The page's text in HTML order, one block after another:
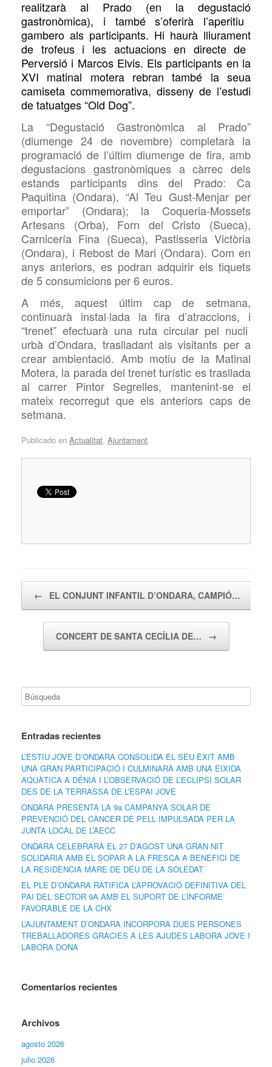
realitzarà al Prado (en la degustació
gastronòmica), i també s’oferirà l’aperitiu
gambero als participants. Hi haurà lliurament
de trofeus i les actuacionsen directede
Perversió i Marcos Elvis. Els participants en la
XVI matinal motera rebran també la seua
camiseta commemorativa, disseny de l’estudi
de tatuatges “Old Dog”.
La “Degustació Gastronòmica al Prado”
(diumenge 24 de novembre) completarà la
programació de l’últim diumenge de fira, amb
degustacions gastronòmiques a càrrec dels
estands participants dins del Prado: Ca
Paquitina (Ondara), “Al Teu Gust-Menjar per
emportar” (Ondara); la Coqueria-Mossets
Artesans (Orba), Forn del Cristo (Sueca),
Carnicería Fina (Sueca), Pastisseria Victòria
(Ondara), i Rebost de Mari (Ondara). Com en
anys anteriors, es podran adquirir els tiquets
de 5consumicions per 6 euros.
A més, aquest últim cap de setmana,
continuarà instal·lada la fira d’atraccions, i
“trenet” efectuarà una ruta circular pel nucli
urbà d’Ondara, traslladant als visitants per a
crear ambientació. Amb motiu de la Matinal
Motera, la parada del trenet turístic es trasllada
al carrer Pintor Segrelles, mantenint-se el
mateix recorregut que els anteriors caps de
setmana.
Publicado en Actualitat, Ajuntament.
← EL CONJUNT INFANTIL D’ONDARA, CAMPIÓ…
CONCERT DE SANTA CECÍLIA DE… →
Entradas recientes
L’ESTIU JOVE D’ONDARA CONSOLIDA EL SEU ÈXIT AMB
UNA GRAN PARTICIPACIÓ I CULMINARÀ AMB UNA EIXIDA
AQUÀTICA A DÉNIA I L’OBSERVACIÓ DE L’ECLIPSI SOLAR
DES DE LA TERRASSA DE L’ESPAI JOVE
ONDARA PRESENTA LA 9a CAMPANYA SOLAR DE
PREVENCIÓ DEL CÀNCER DE PELL IMPULSADA PER LA
JUNTA LOCAL DE L’AECC
ONDARA CELEBRARÀ EL 27 D’AGOST UNA GRAN NIT
SOLIDÀRIA AMB EL SOPAR A LA FRESCA A BENEFICI DE
LA RESIDÈNCIA MARE DE DÉU DE LA SOLEDAT
EL PLE D’ONDARA RATIFICA L’APROVACIÓ DEFINITIVA DEL
PAI DEL SECTOR 9A AMB EL SUPORT DE L’INFORME
FAVORABLE DE LA CHX
L’AJUNTAMENT D’ONDARA INCORPORA DUES PERSONES
TREBALLADORES GRÀCIES A LES AJUDES LABORA JOVE I
LABORA DONA
Comentarios recientes
Archivos
agosto 2026
julio 2026